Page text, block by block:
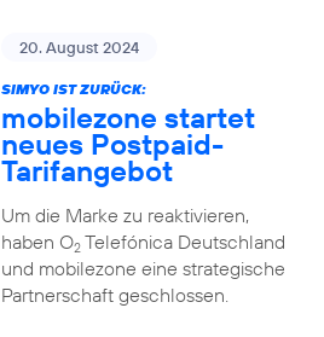
20. August 2024
SIMYO IST ZURÜCK:
mobilezone startet
neues Postpaid-
Tarifangebot
Um die Marke zu reaktivieren,
haben O2Telefónica Deutschland
und mobilezone eine strategische
Partnerschaft geschlossen.